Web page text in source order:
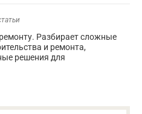
Разбирает сложные
и ремонта,
решения для